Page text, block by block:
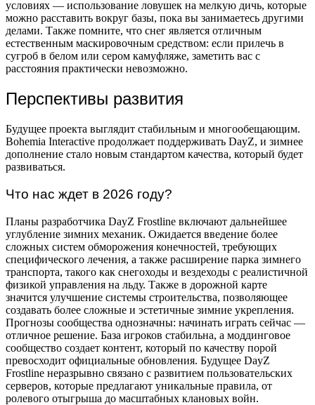
условиях — использование ловушек на мелкую дичь, которые
можно расставить вокруг базы, пока вы занимаетесь другими
делами. Также помните, что снег является отличным
естественным маскировочным средством: если прилечь в
сугроб в белом или сером камуфляже, заметить вас с
расстояния практически невозможно.
Перспективы развития
Будущее проекта выглядит стабильным и многообещающим.
Bohemia Interactive продолжает поддерживать DayZ, и зимнее
дополнение стало новым стандартом качества, который будет
развиваться.
Что нас ждет в 2026 году?
Планы разработчика DayZ Frostline включают дальнейшее
углубление зимних механик. Ожидается введение более
сложных систем обморожения конечностей, требующих
специфического лечения, а также расширение парка зимнего
транспорта, такого как снегоходы и вездеходы с реалистичной
физикой управления на льду. Также в дорожной карте
значится улучшение системы строительства, позволяющее
создавать более сложные и эстетичные зимние укрепления.
Прогнозы сообщества однозначны: начинать играть сейчас —
отличное решение. База игроков стабильна, а моддинговое
сообщество создает контент, который по качеству порой
превосходит официальные обновления. Будущее DayZ
Frostline неразрывно связано с развитием пользовательских
серверов, которые предлагают уникальные правила, от
ролевого отыгрыша до масштабных клановых войн.